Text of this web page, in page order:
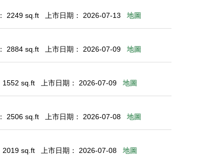
2249 sq.ft 上市日期： 2026-07-13 地圖
2884 sq.ft 上市日期： 2026-07-09 地圖
1552 sq.ft 上市日期： 2026-07-09 地圖
2506 sq.ft 上市日期： 2026-07-08 地圖
2019 sq.ft 上市日期： 2026-07-08 地圖